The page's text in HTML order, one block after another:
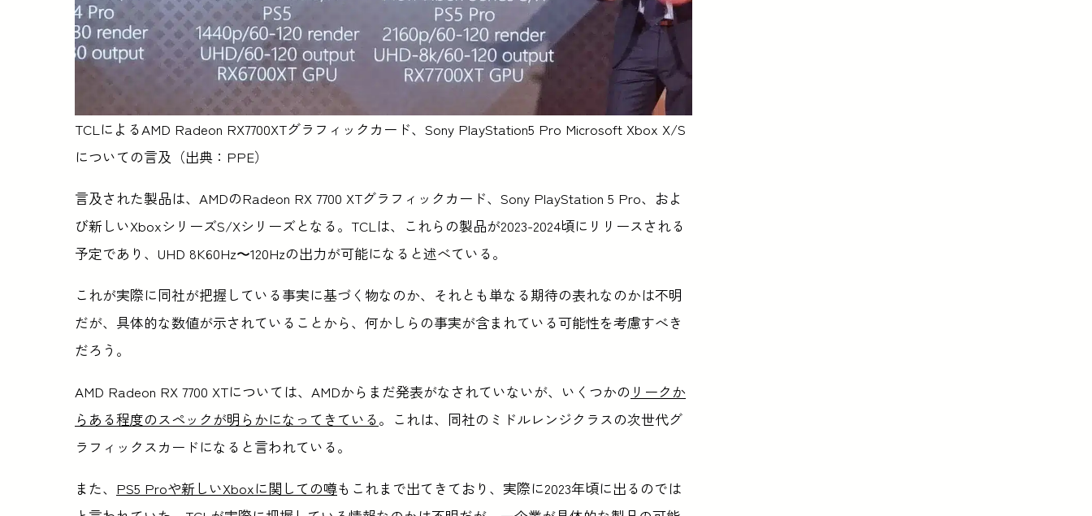
TCLによるAMD Radeon RX7700XTグラフィックカード、Sony PlayStation5 Pro Microsoft Xbox X/S
についての言及（出典：PPE）
言及された製品は、AMDのRadeon RX 7700 XTグラフィックカード、Sony PlayStation 5 Pro、およ
び新しいXboxシリーズS/Xシリーズとなる。TCLは、これらの製品が2023-2024頃にリリースされる
予定であり、UHD 8K60Hz〜120Hzの出力が可能になると述べている。
これが実際に同社が把握している事実に基づく物なのか、それとも単なる期待の表れなのかは不明
だが、具体的な数値が示されていることから、何かしらの事実が含まれている可能性を考慮すべき
だろう。
AMD Radeon RX 7700 XTについては、AMDからまだ発表がなされていないが、いくつかの リークか
らある程度のスペックが明らかになってきている。これは、同社のミドルレンジクラスの次世代グ
ラフィックスカードになると言われている。
また、 PS5 Proや新しいXboxに関しての噂もこれまで出てきており、実際に2023年頃に出るのでは